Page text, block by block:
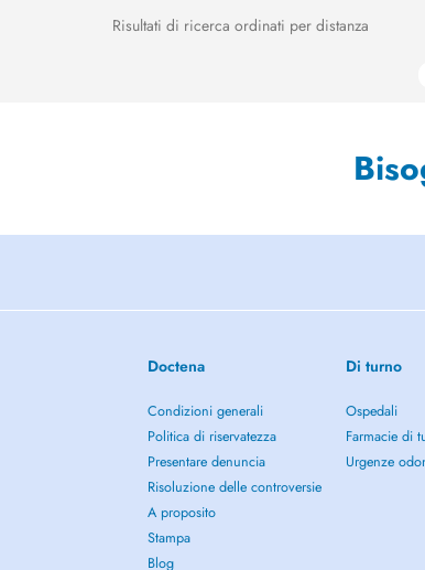
Risultati di ricerca ordinati per distanza
Doctena
Condizioni generali
Politica di riservatezza
Presentare denuncia
Risoluzione delle controversie
A proposito
Stampa
Blog
Di turno
Ospedali
Farmacie di
Urgenze